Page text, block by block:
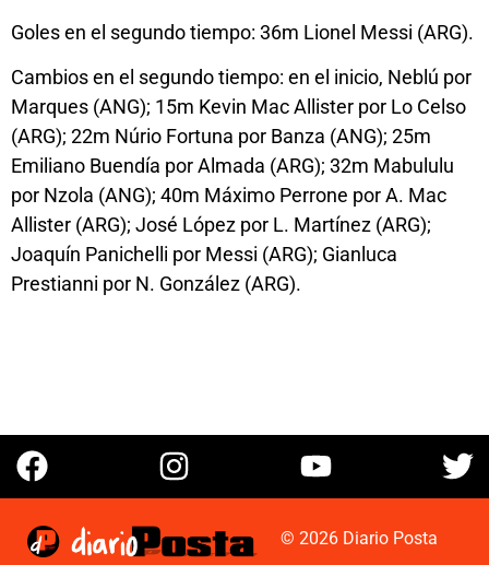
Goles en el segundo tiempo: 36m Lionel Messi (ARG).
Cambios en el segundo tiempo: en el inicio, Neblú por
Marques (ANG); 15m Kevin Mac Allister por Lo Celso
(ARG); 22m Núrio Fortuna por Banza (ANG); 25m
Emiliano Buendía por Almada (ARG); 32m Mabululu
por Nzola (ANG); 40m Máximo Perrone por A. Mac
Allister (ARG); José López por L. Martínez (ARG);
Joaquín Panichelli por Messi (ARG); Gianluca
Prestianni por N. González (ARG).
© 2026 Diario Posta